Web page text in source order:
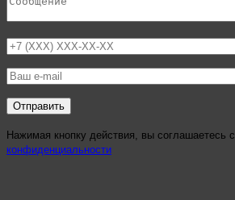
Нажимая кнопку действия, вы соглашаетесь с
конфиденциальности